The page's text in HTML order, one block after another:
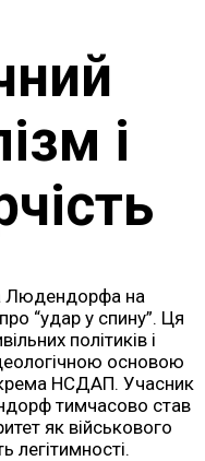
і
Людендорфа на
“удар у спину”. Ця
політиків і
основою
НСДАП. Учасник
тимчасово став
як військового
легітимності.